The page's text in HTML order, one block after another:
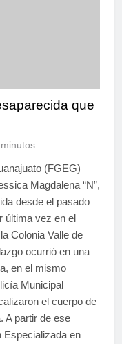
que
(FGEG)
Magdalena “N”,
desde el pasado
última vez en el
Colonia Valle de
ocurrió en una
en el mismo
Municipal
el cuerpo de
A partir de ese
Especializada en